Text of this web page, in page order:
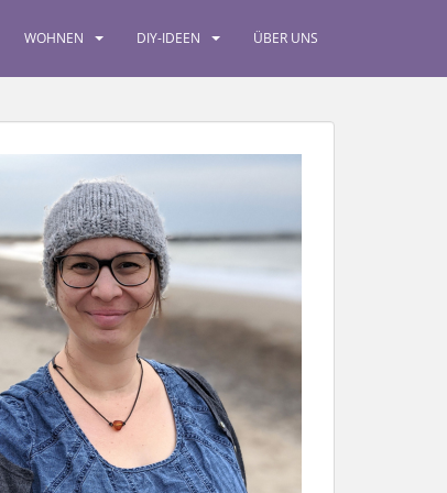
WOHNEN DIY-IDEEN ÜBER UNS